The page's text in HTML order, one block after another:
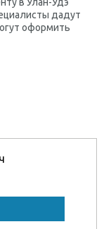
дадут
оформить